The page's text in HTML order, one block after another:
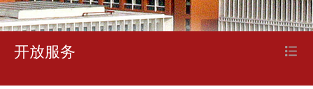
开放服务